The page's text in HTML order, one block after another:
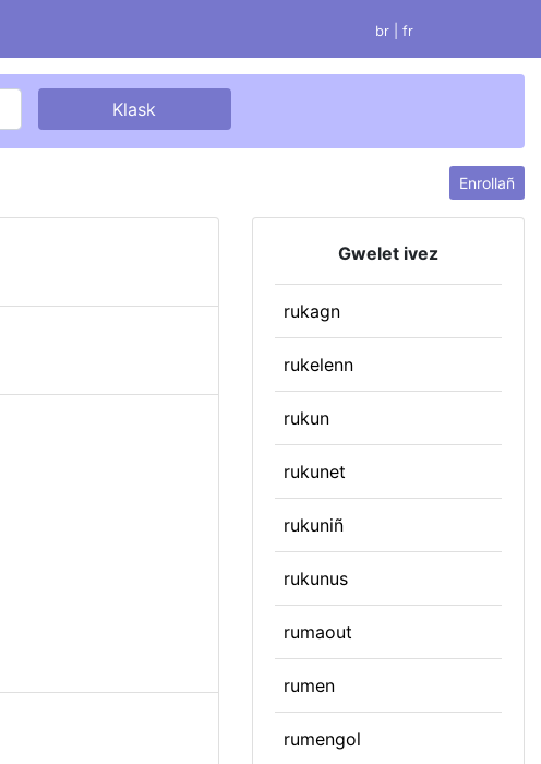
br | fr
Enrollañ
Gwelet ivez
rukagn
rukelenn
rukun
rukunet
rukuniñ
rukunus
rumaout
rumen
rumengol